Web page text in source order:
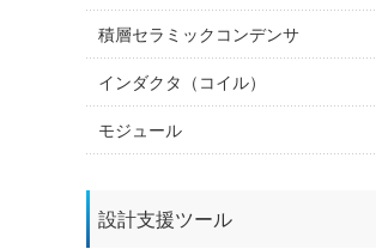
積層セラミックコンデンサ
インダクタ（コイル）
モジュール
設計支援ツール